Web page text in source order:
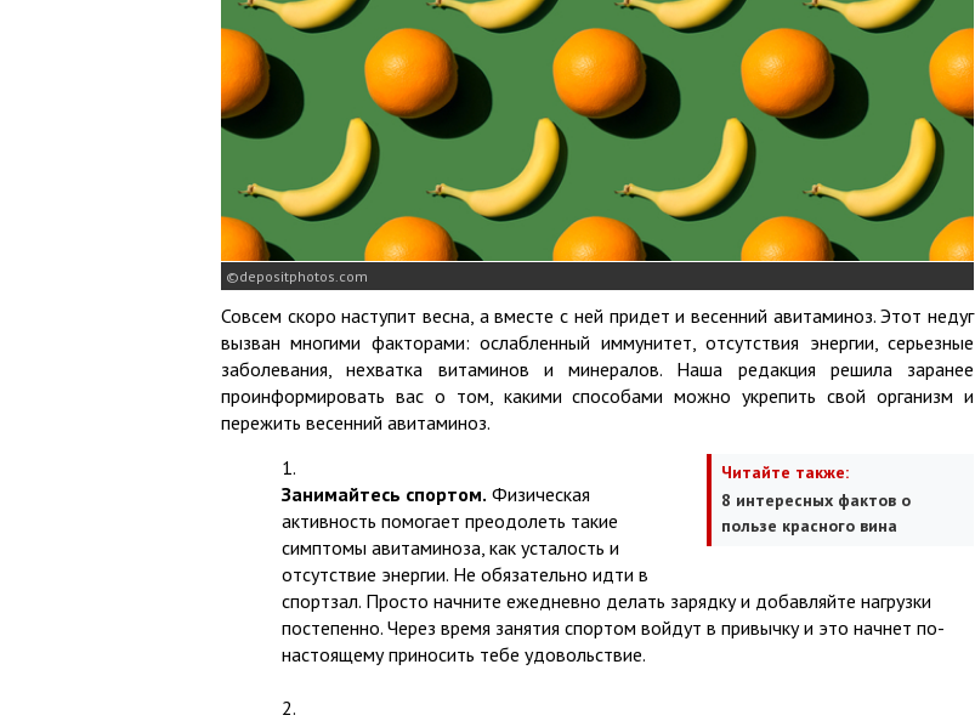
depositphotos.com
Совсем скоро наступит весна, а вместе с ней придет и весенний авитаминоз. Этот недуг
вызван многими факторами: ослабленный иммунитет, отсутствия энергии, серьезные
заболевания, нехватка витаминов и минералов. Наша редакция решила заранее
проинформировать вас о том, какими способами можно укрепить свой организм и
пережить весенний авитаминоз.
Читайте также:
8 интересных фактов о
пользе красного вина
Занимайтесь спортом. Физическая
активность помогает преодолеть такие
симптомы авитаминоза, как усталость и
отсутствие энергии. Не обязательно идти в
спортзал. Просто начните ежедневно делать зарядку и добавляйте нагрузки
постепенно. Через время занятия спортом войдут в привычку и это начнет по-
настоящему приносить тебе удовольствие.